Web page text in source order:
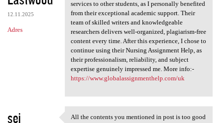
12.11.2025
Adres
services to other students, as I personally benefited
from their exceptional academic support. Their
team of skilled writers and knowledgeable
researchers delivers well-organized, plagiarism-free
content every time. After this experience, I chose to
continue using their Nursing Assignment Help, as
their professionalism, reliability, and subject
expertise genuinely impressed me. More info:-
https://www.globalassignmenthelp.com/uk
sei
All the contents you mentioned in post is too good